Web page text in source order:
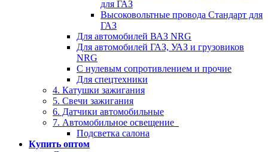
для ГАЗ
Высоковольтные провода Стандарт для
ГАЗ
Для автомобилей ВАЗ NRG
Для автомобилей ГАЗ, УАЗ и грузовиков
NRG
С нулевым сопротивлением и прочие
Для спецтехники
4. Катушки зажигания
5. Свечи зажигания
6. Датчики автомобильные
7. Автомобильное освещение
Подсветка салона
Купить оптом